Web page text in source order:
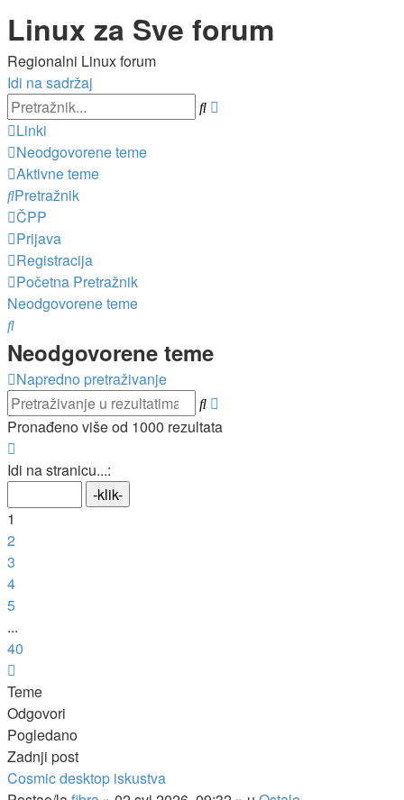
Linux za Sve forum
Regionalni Linux forum
Idi na sadržaj
Pretražnik
Linki
Neodgovorene teme
Aktivne teme
Pretražnik
ČPP
Prijava
Registracija
Početna Pretražnik
Neodgovorene teme
Pretražnik
Neodgovorene teme
Napredno pretraživanje
Pretražnik
pretraživanje
Pronađeno više od 1000 rezultata
1 40.
Idi na stranicu...:
1
2
3
4
5
...
40
Teme
Odgovori
Pogledano
Zadnji post
Cosmic desktop iskustva